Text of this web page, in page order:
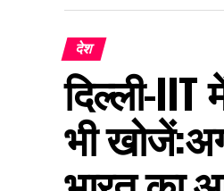
देश
दिल्ली-IIT
भी